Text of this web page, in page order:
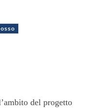
del progetto